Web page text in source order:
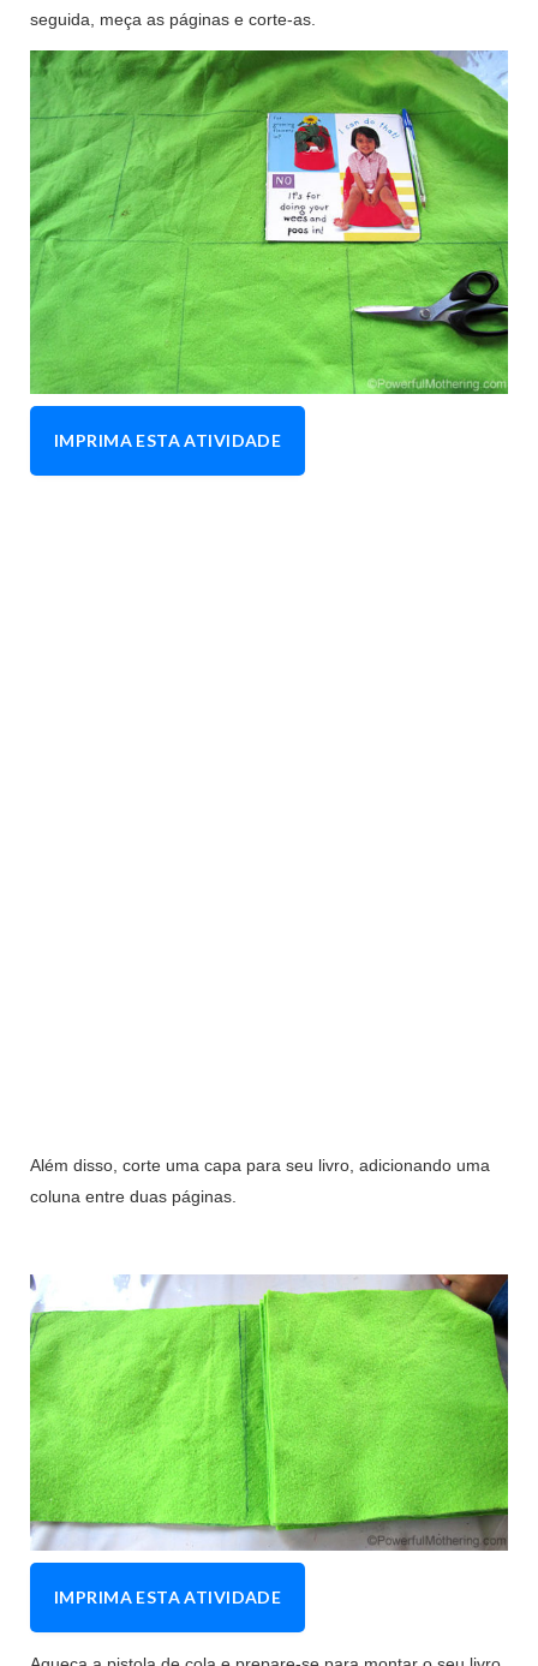
seguida, meça as páginas e corte-as.
IMPRIMA ESTA ATIVIDADE
Além disso, corte uma capa para seu livro, adicionando uma
coluna entre duas páginas.
IMPRIMA ESTA ATIVIDADE